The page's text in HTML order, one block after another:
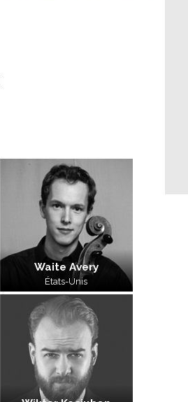
Waite Avery
États-Unis